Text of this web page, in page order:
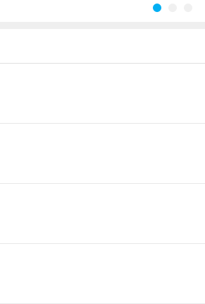
沙盒与副本英勇之地官方正版